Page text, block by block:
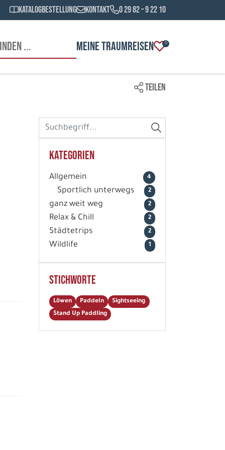
Katalogbestellung Kontakt 0 29 82 – 9 22 10
MEINE TRAUMREISEN 0
TEILEN
Kategorien
Allgemein 4
Sportlich unterwegs 2
ganz weit weg 2
Relax & Chill 2
Städtetrips 2
Wildlife 1
Stichworte
Löwen Paddeln
Sightseeing
Stand Up Paddling